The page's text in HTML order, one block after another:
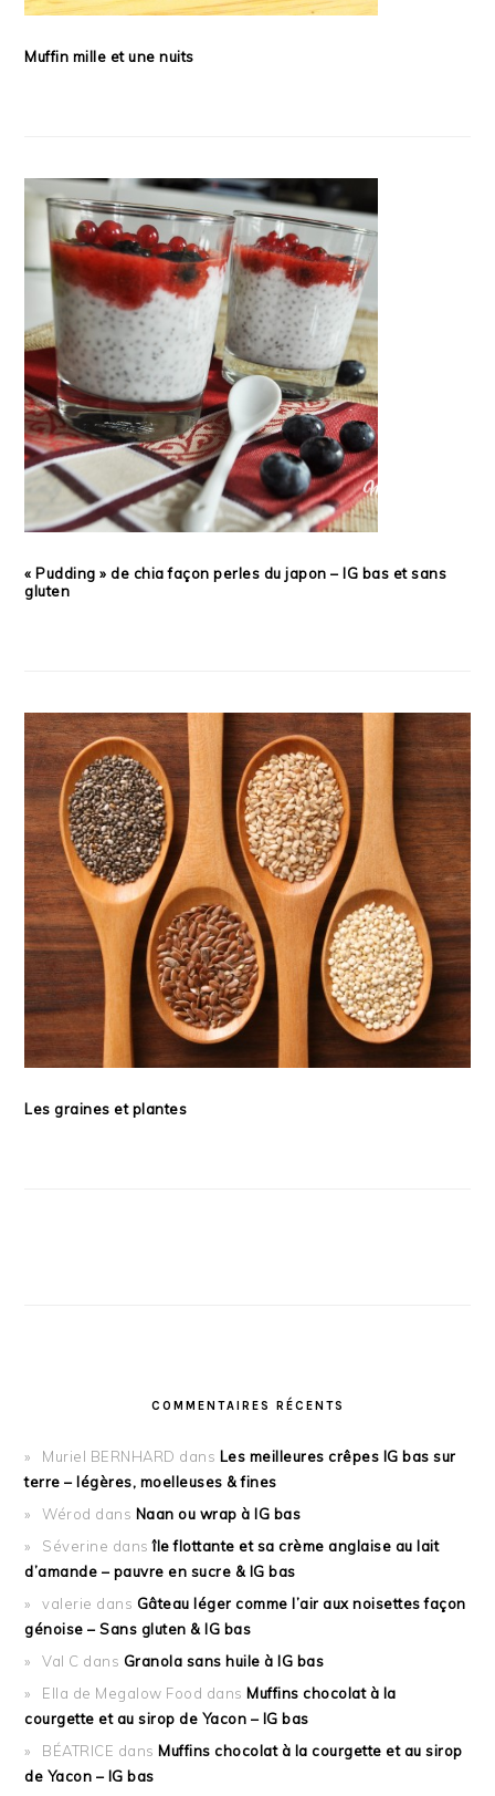
Muffin mille et une nuits
« Pudding » de chia façon perles du japon – IG bas et sans
gluten
Les graines et plantes
COMMENTAIRES RÉCENTS
Muriel BERNHARD dans Les meilleures crêpes IG bas sur
terre – légères, moelleuses & fines
Wérod dans Naan ou wrap à IG bas
Séverine dansîle flottante et sa crème anglaise au lait
d’amande – pauvre en sucre & IG bas
valerie dans Gâteau léger comme l’air aux noisettes façon
génoise – Sans gluten & IG bas
Val C dans Granola sans huile à IG bas
Ella de Megalow Food dans Muffins chocolat à la
courgette et au sirop de Yacon – IG bas
BÉATRICE dans Muffins chocolat à la courgette et au sirop
de Yacon – IG bas